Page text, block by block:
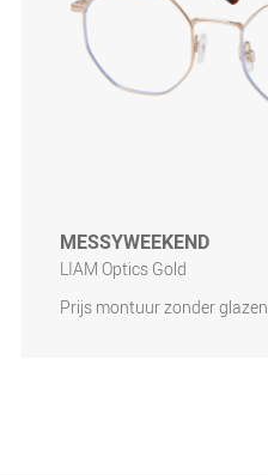
MESSYWEEKEND
LIAM Optics Gold
Prijs montuur zonder glazen